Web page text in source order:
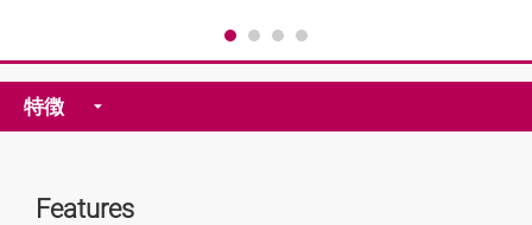
特徴
Features